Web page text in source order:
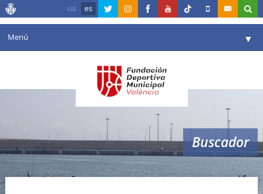
val es
Menú ▼
Agenda
Comunicación ▼
Valencia en deporte ▼
Buscador
arrecifes